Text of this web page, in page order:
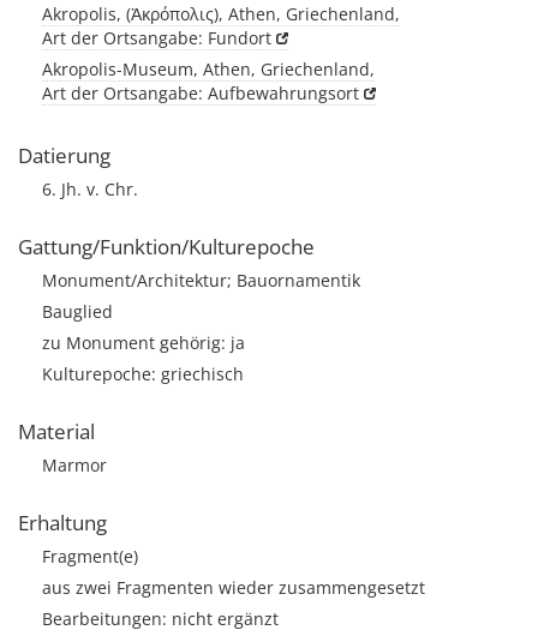
Akropolis, (Ἀκρόπολις), Athen, Griechenland,
Art der Ortsangabe: Fundort
Akropolis-Museum, Athen, Griechenland,
Art der Ortsangabe: Aufbewahrungsort
Datierung
6. Jh. v. Chr.
Gattung/Funktion/Kulturepoche
Monument/Architektur; Bauornamentik
Bauglied
zu Monument gehörig: ja
Kulturepoche: griechisch
Material
Marmor
Erhaltung
Fragment(e)
aus zwei Fragmenten wieder zusammengesetzt
Bearbeitungen: nicht ergänzt